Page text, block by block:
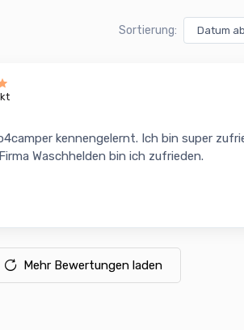
Sortierung:
kennengelernt. Ich bin super
Waschhelden bin ich zufrieden.
Mehr Bewertungen laden